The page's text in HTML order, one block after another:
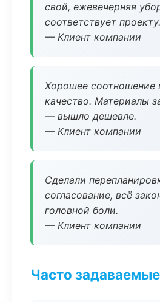
свой, ежевечерняя
соответствует проекту.
— Клиент компании
Хорошее соотношение
качество. Материалы
— вышло дешевле.
— Клиент компании
Сделали
согласование, всё
головной боли.
— Клиент компании
Часто